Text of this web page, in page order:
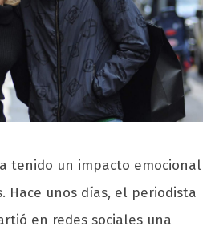
tenido un impacto emocional
Hace unos días, el periodista
en redes sociales una